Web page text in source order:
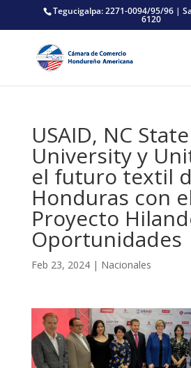
Tegucigalpa: 2271-0094/95/96 |
6120
USAID, NC State
University y
el futuro textil
Honduras con
Proyecto
Oportunidades
Feb 23, 2024| Nacionales